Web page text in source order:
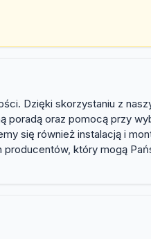
Dzięki skorzystaniu z
oraz pomocą przy
się również instalacją i
który mogą